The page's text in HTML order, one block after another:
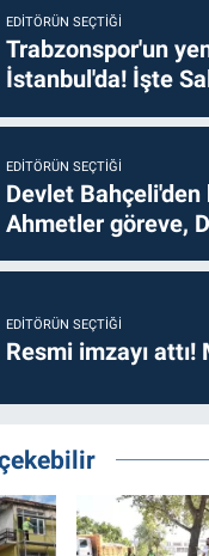
EDITÖRÜN SEÇTIĞI
Trabzonspor'un
İstanbul'da! İşte
EDITÖRÜN SEÇTIĞI
Devlet
Ahmetler göreve,
EDITÖRÜN SEÇTIĞI
Resmi imzayı